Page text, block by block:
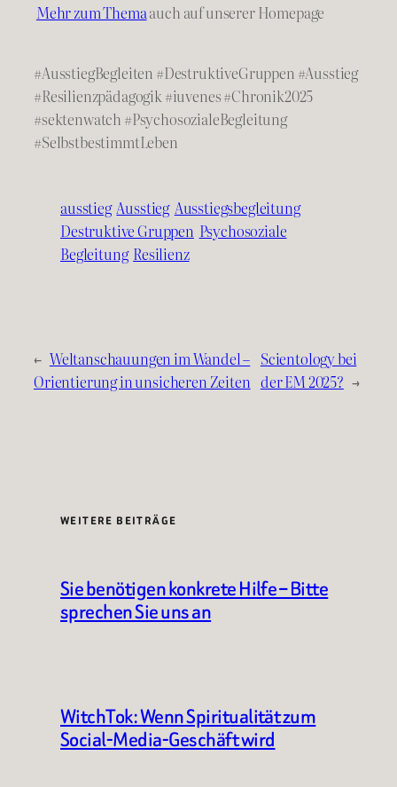
Mehr zum Themaauch auf unserer Homepage
#AusstiegBegleiten #DestruktiveGruppen #Ausstieg
#Resilienzpädagogik #iuvenes #Chronik2025
#sektenwatch #PsychosozialeBegleitung
#SelbstbestimmtLeben
ausstieg Ausstieg Ausstiegsbegleitung
Destruktive Gruppen Psychosoziale
Begleitung Resilienz
← Weltanschauungen im Wandel –
Orientierung in unsicheren Zeiten
Scientology bei
der EM 2025? →
WEITERE BEITRÄGE
Sie benötigen konkrete Hilfe – Bitte
sprechen Sie uns an
WitchTok: Wenn Spiritualität zum
Social-Media-Geschäft wird